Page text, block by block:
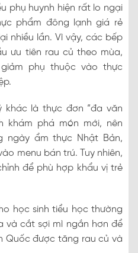
phụ huynh hiện rất lo ngại
phẩm đông lạnh giá rẻ
nhiều lần. Vì vậy, các bếp
ưu tiên rau củ theo mùa,
phụ thuộc vào thực
khác là thực đơn “đa văn
khám phá món mới, nên
ngày ẩm thực Nhật Bản,
menu bán trú. Tuy nhiên,
để phù hợp khẩu vị trẻ
học sinh tiểu học thường
và cắt sợi mì ngắn hơn để
Quốc được tăng rau củ và